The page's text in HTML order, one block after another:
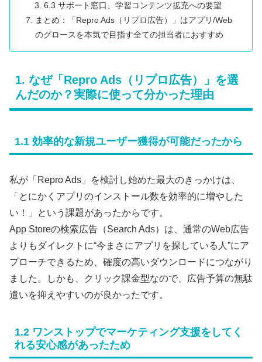
6.3 サポート窓口、学習コンテンツ拡充への要望
まとめ：「Repro Ads（リプロ広告）」はアプリ/Web
のグロースを本気で目指す全ての担当者におすすめ
1. なぜ「Repro Ads（リプロ広告）」を選
んだのか？実際に使って分かった理由
1.1 効率的な新規ユーザー獲得が可能だったから
私が「Repro Ads」を検討し始めた最大のきっかけは、
「とにかくアプリのインストール数を効率的に増やした
い！」という課題があったからです。
App Storeの検索広告（Search Ads）は、通常のWeb広告
よりもダイレクトに“今まさにアプリを探している人”にア
プローチできるため、確度の高いダウンロードにつながり
ました。しかも、クリック課金型なので、広告予算の無駄
遣いを抑えやすいのが良かったです。
1.2 ワンストップでマーケティング支援をしてく
れる安心感があったため